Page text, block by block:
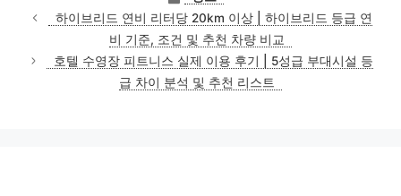
테
고
리
하이브리드 연비 리터당 20km 이상 | 하이브리드 등급 연
비 기준, 조건 및 추천 차량 비교
호텔 수영장 피트니스 실제 이용 후기 | 5성급 부대시설 등
급 차이 분석 및 추천 리스트